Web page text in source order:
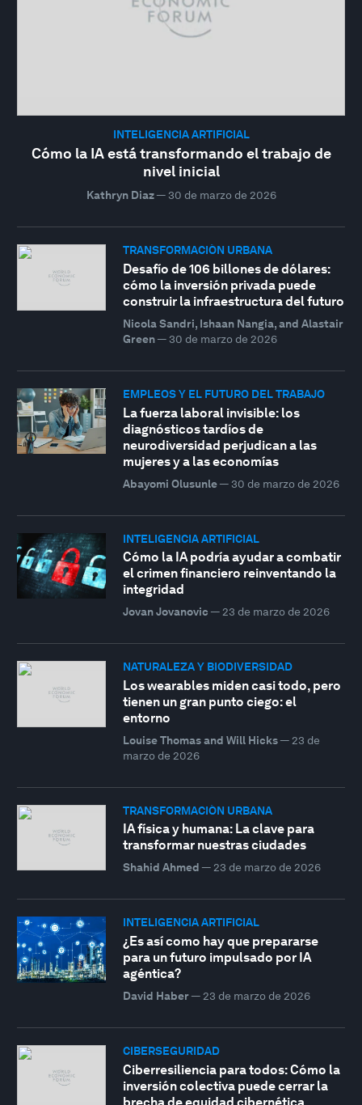
INTELIGENCIA ARTIFICIAL
Cómo la IA está transformando el trabajo de
nivel inicial
Kathryn Diaz— 30 de marzo de 2026
TRANSFORMACIÓN URBANA
Desafío de 106 billones de dólares:
cómo la inversión privada puede
construir la infraestructura del futuro
Nicola Sandri, Ishaan Nangia, and Alastair
Green— 30 de marzo de 2026
EMPLEOS Y EL FUTURO DEL TRABAJO
La fuerza laboral invisible: los
diagnósticos tardíos de
neurodiversidad perjudican a las
mujeres y a las economías
Abayomi Olusunle— 30 de marzo de 2026
INTELIGENCIA ARTIFICIAL
Cómo la IA podría ayudar a combatir
el crimen financiero reinventando la
integridad
Jovan Jovanovic — 23 de marzo de 2026
NATURALEZA Y BIODIVERSIDAD
Los wearables miden casi todo, pero
tienen un gran punto ciego: el
entorno
Louise Thomas and Will Hicks— 23 de
marzo de 2026
TRANSFORMACIÓN URBANA
IA física y humana: La clave para
transformar nuestras ciudades
Shahid Ahmed — 23 de marzo de 2026
INTELIGENCIA ARTIFICIAL
¿Es así como hay que prepararse
para un futuro impulsado por IA
agéntica?
David Haber— 23 de marzo de 2026
CIBERSEGURIDAD
Ciberresiliencia para todos: Cómo la
inversión colectiva puede cerrar la
brecha de equidad cibernética